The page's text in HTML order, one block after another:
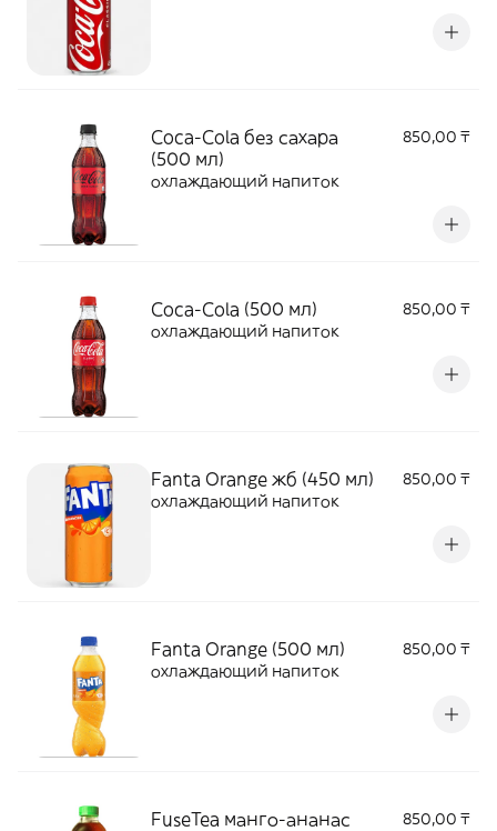
Coca-Cola без сахара
(500 мл)
850,00 ₸
охлаждающий напиток
Coca-Cola (500 мл)
850,00 ₸
охлаждающий напиток
Fanta Orange жб (450 мл)
850,00 ₸
охлаждающий напиток
Fanta Orange (500 мл)
850,00 ₸
охлаждающий напиток
FuseTea манго-ананас
850,00 ₸